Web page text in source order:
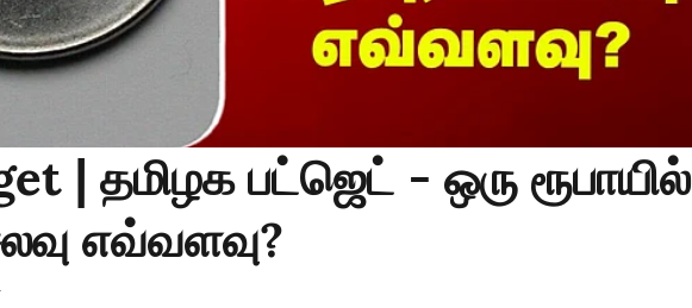
| தமிழக பட்ஜெட் - ஒரு ரூபாயில்
எவ்வளவு?